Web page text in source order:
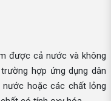
được cả nước và không
hợp ứng dụng dân
nước hoặc các chất lỏng